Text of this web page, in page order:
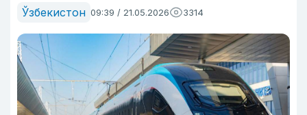
Ўзбекистон 09:39 / 21.05.2026 3314